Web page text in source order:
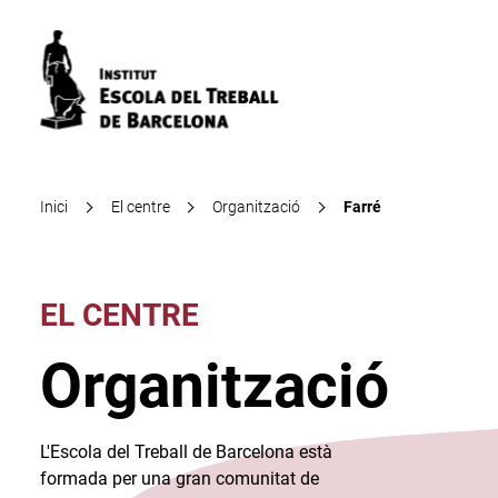
Inici El centre Organització Farré
EL CENTRE
Organització
L'Escola del Treball de Barcelona està
formada per una gran comunitat de